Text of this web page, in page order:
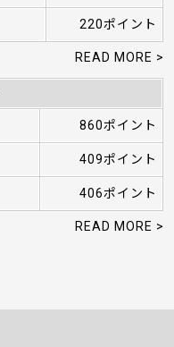
220ポイント
READ MORE >
860ポイント
409ポイント
406ポイント
READ MORE >